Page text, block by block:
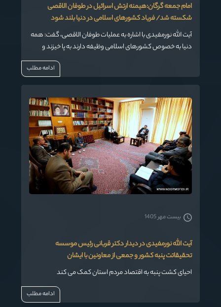
امام جمعه گرگان:هیمنه ارتش اسرائیل در طوفان الاقصی
شکسته شد/ فریاد کشورهای اسلامی در دنیا بلند شود
آیت الله نورمفیدی با اشاره به عملیات طوفان الاقصی، گفت: همه
دنیا به خصوص کشورهای اسلامی وظیفه دارند به پا خیزند و
فریادشان علیه این وضع پیش آمده در دنیا بلند شود.
ادامه مطلب
آیت الله نورمفیدی در دیدار دکتر قربانی رئیس موسسه
تحقیقاتت پنبه کشور و جمعی از معاونین با ایشان
احیای کشت پنبه به اقتصاد مردم استان کمک می کند
بیست مهر 1405
ادامه مطلب